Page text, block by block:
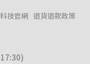
技官網 退貨退款政策